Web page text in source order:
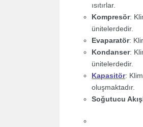
ısıtırlar.
Kompresör:
ünitelerdedir.
Evaparatör:
Kondanser:
ünitelerdedir.
Kapasitör:
oluşmaktadır.
Soğutucu